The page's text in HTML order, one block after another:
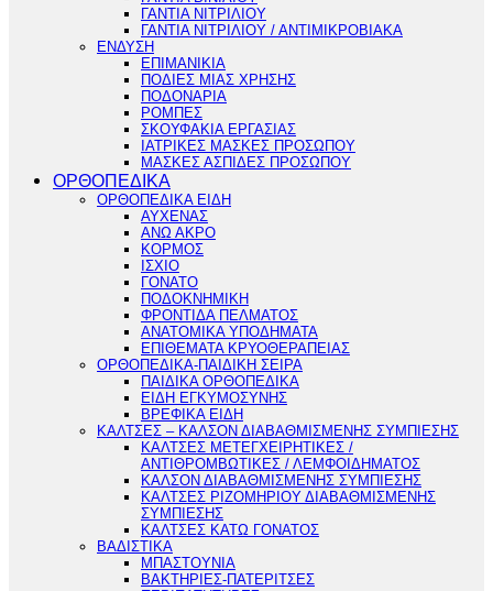
ΓΑΝΤΙΑ ΝΙΤΡΙΛΙΟΥ
ΓΑΝΤΙΑ ΝΙΤΡΙΛΙΟΥ / ΑΝΤΙΜΙΚΡΟΒΙΑΚΑ
ΕΝΔΥΣΗ
ΕΠΙΜΑΝΙΚΙΑ
ΠΟΔΙΕΣ ΜΙΑΣ ΧΡΗΣΗΣ
ΠΟΔΟΝΑΡΙΑ
ΡΟΜΠΕΣ
ΣΚΟΥΦΑΚΙΑ ΕΡΓΑΣΙΑΣ
ΙΑΤΡΙΚΕΣ ΜΑΣΚΕΣ ΠΡΟΣΩΠΟΥ
ΜΑΣΚΕΣ ΑΣΠΙΔΕΣ ΠΡΟΣΩΠΟΥ
ΟΡΘΟΠΕΔΙΚΑ
ΟΡΘΟΠΕΔΙΚΑ ΕΙΔΗ
ΑΥΧΕΝΑΣ
ΑΝΩ ΑΚΡΟ
ΚΟΡΜΟΣ
ΙΣΧΙΟ
ΓΟΝΑΤΟ
ΠΟΔΟΚΝΗΜΙΚΗ
ΦΡΟΝΤΙΔΑ ΠΕΛΜΑΤΟΣ
ΑΝΑΤΟΜΙΚΑ ΥΠΟΔΗΜΑΤΑ
ΕΠΙΘΕΜΑΤΑ ΚΡΥΟΘΕΡΑΠΕΙΑΣ
ΟΡΘΟΠΕΔΙΚΑ-ΠΑΙΔΙΚΗ ΣΕΙΡΑ
ΠΑΙΔΙΚΑ ΟΡΘΟΠΕΔΙΚΑ
ΕΙΔΗ ΕΓΚΥΜΟΣΥΝΗΣ
ΒΡΕΦΙΚΑ ΕΙΔΗ
ΚΑΛΤΣΕΣ – ΚΑΛΣΟΝ ΔΙΑΒΑΘΜΙΣΜΕΝΗΣ ΣΥΜΠΙΕΣΗΣ
ΚΑΛΤΣΕΣ ΜΕΤΕΓΧΕΙΡΗΤΙΚΕΣ /
ΑΝΤΙΘΡΟΜΒΩΤΙΚΕΣ / ΛΕΜΦΟΙΔΗΜΑΤΟΣ
ΚΑΛΣΟΝ ΔΙΑΒΑΘΜΙΣΜΕΝΗΣ ΣΥΜΠΙΕΣΗΣ
ΚΑΛΤΣΕΣ ΡΙΖΟΜΗΡΙΟΥ ΔΙΑΒΑΘΜΙΣΜΕΝΗΣ
ΣΥΜΠΙΕΣΗΣ
ΚΑΛΤΣΕΣ ΚΑΤΩ ΓΟΝΑΤΟΣ
ΒΑΔΙΣΤΙΚΑ
ΜΠΑΣΤΟΥΝΙΑ
ΒΑΚΤΗΡΙΕΣ-ΠΑΤΕΡΙΤΣΕΣ